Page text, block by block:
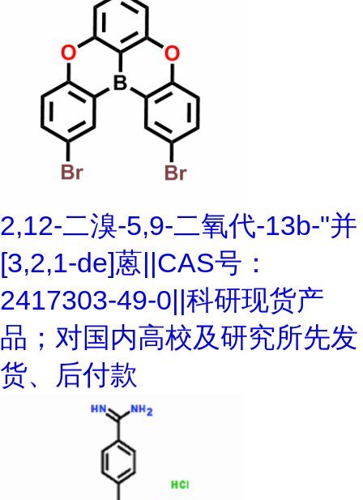
2,12-二溴-5,9-二氧代-13b-"并
[3,2,1-de]蒽||CAS号：
2417303-49-0||科研现货产
品；对国内高校及研究所先发
货、后付款